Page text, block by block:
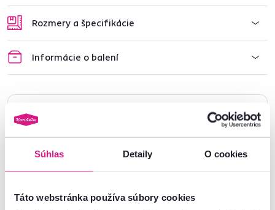
Súhlas Detaily O cookies
Táto webstránka používa súbory cookies
Rozmery a špecifikácie
Informácie o balení
Nenašli ste požadované informácie?
02/ 40 100 100 Spustiť chat